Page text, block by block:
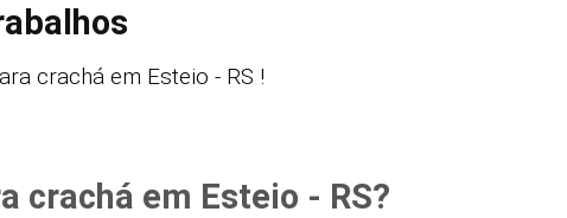
crachá em Esteio - RS !
crachá em Esteio - RS?